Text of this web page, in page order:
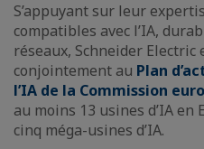
S’appuyant sur leur
compatibles avec l’IA,
réseaux, Schneider
conjointement au Plan
l’IA de la Commission
au moins 13 usines d’IA en
cinq méga-usines d’IA.